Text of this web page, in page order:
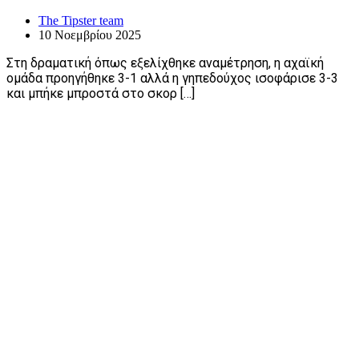
The Tipster team
10 Νοεμβρίου 2025
Στη δραματική όπως εξελίχθηκε αναμέτρηση, η αχαϊκή
ομάδα προηγήθηκε 3-1 αλλά η γηπεδούχος ισοφάρισε 3-3
και μπήκε μπροστά στο σκορ […]